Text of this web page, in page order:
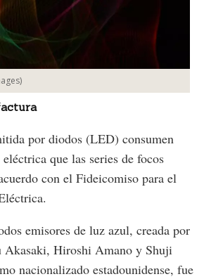
)
por diodos (LED) consumen
que las series de focos
con el Fideicomiso para el
emisores de luz azul, creada por
Akasaki, Hiroshi Amano y Shuji
nacionalizado estadounidense, fue